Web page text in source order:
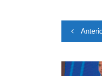
de
Post